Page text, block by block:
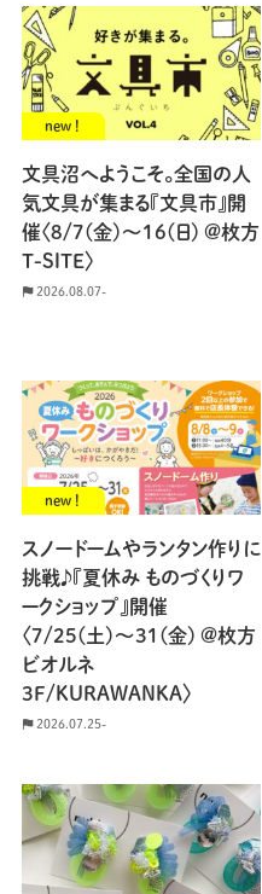
new !
文具沼へようこそ。全国の人
気文具が集まる『文具市』開
催〈8/7(金)～16(日) @枚方
T-SITE〉
2026.08.07-
new !
スノードームやランタン作りに
挑戦♪『夏休み ものづくりワ
ークショップ』開催
〈7/25(土)〜31(金) @枚方
ビオルネ
3F/KURAWANKA〉
2026.07.25-